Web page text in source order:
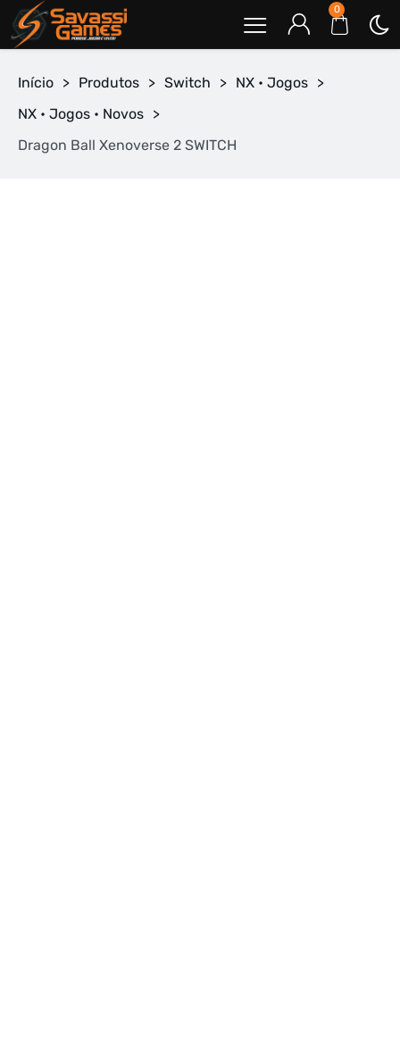
0
Início > Produtos > Switch > NX • Jogos >
NX • Jogos • Novos >
Dragon Ball Xenoverse 2 SWITCH